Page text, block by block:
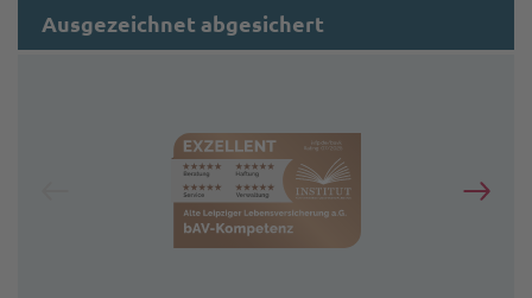
Ausgezeichnet abgesichert